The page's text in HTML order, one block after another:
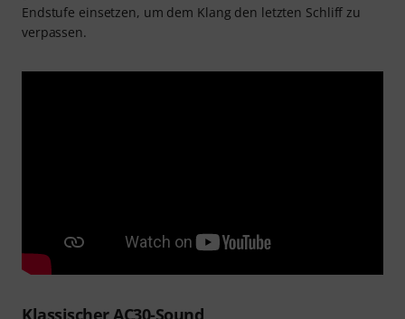
Endstufe einsetzen, um dem Klang den letzten Schliff zu
verpassen.